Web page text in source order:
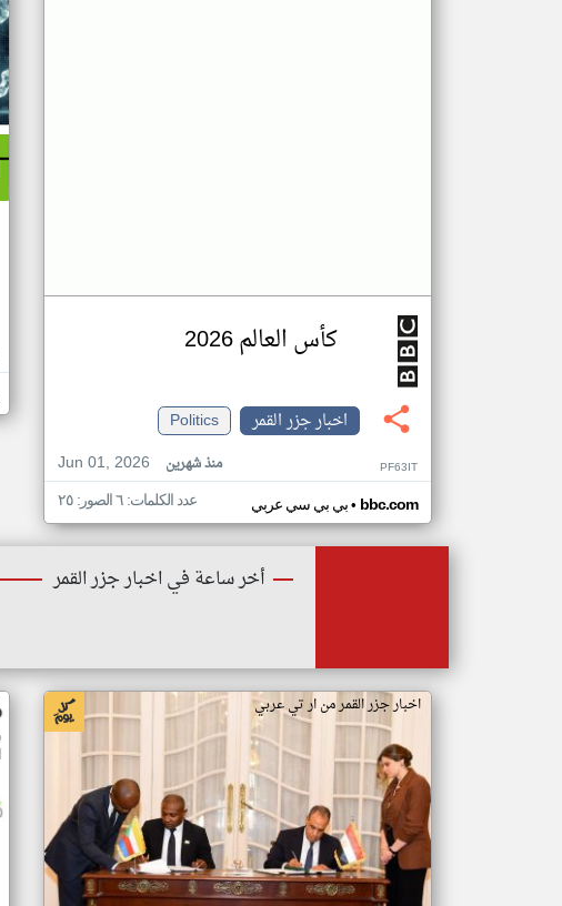
كأس العالم 2026
اخبار جزر القمر
Politics
Jun 01, 2026
منذ شهرين PF63IT
بي بي سي عربي• bbc.com عدد الكلمات: ٦ الصور: ٢٥
أخر ساعة في اخبار جزر القمر
اخبار جزر القمر من ار تي عربي